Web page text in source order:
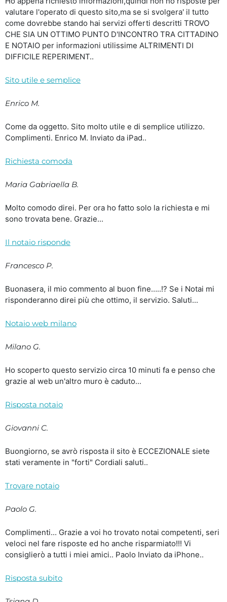
valutare l'operato di questo sito,ma se si svolgera' il tutto
come dovrebbe stando hai servizi offerti descritti TROVO
CHE SIA UN OTTIMO PUNTO D'INCONTRO TRA CITTADINO
E NOTAIO per informazioni utilissime ALTRIMENTI DI
DIFFICILE REPERIMENT..
Sito utile e semplice
Enrico M.
Come da oggetto. Sito molto utile e di semplice utilizzo.
Complimenti. Enrico M. Inviato da iPad..
Richiesta comoda
Maria Gabriaella B.
Molto comodo direi. Per ora ho fatto solo la richiesta e mi
sono trovata bene. Grazie...
Il notaio risponde
Francesco P.
Buonasera, il mio commento al buon fine…..!? Se i Notai mi
risponderanno direi più che ottimo, il servizio. Saluti...
Notaio web milano
Milano G.
Ho scoperto questo servizio circa 10 minuti fa e penso che
grazie al web un'altro muro è caduto...
Risposta notaio
Giovanni C.
Buongiorno, se avrò risposta il sito è ECCEZIONALE siete
stati veramente in "forti" Cordiali saluti..
Trovare notaio
Paolo G.
Complimenti... Grazie a voi ho trovato notai competenti, seri
veloci nel fare risposte ed ho anche risparmiato!!! Vi
consiglierò a tutti i miei amici.. Paolo Inviato da iPhone..
Risposta subito